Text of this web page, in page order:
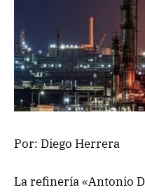
Por: Diego Herrera
La refinería «Antonio